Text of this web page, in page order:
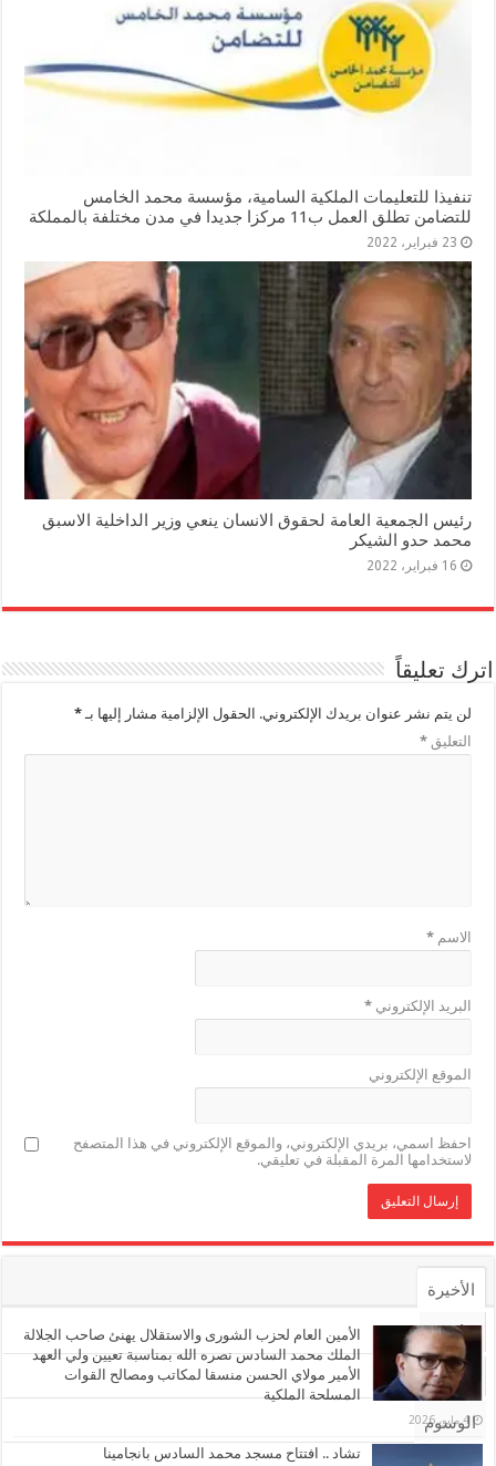
تنفيذا للتعليمات الملكية السامية، مؤسسة محمد الخامس
للتضامن تطلق العمل ب11 مركزا جديدا في مدن مختلفة بالمملكة
23 فبراير، 2022
رئيس الجمعية العامة لحقوق الانسان ينعي وزير الداخلية الاسبق
محمد حدو الشيكر
16 فبراير، 2022
اترك تعليقاً
لن يتم نشر عنوان بريدك الإلكتروني. الحقول الإلزامية مشار إليها بـ*
التعليق*
الاسم*
البريد الإلكتروني*
الموقع الإلكتروني
احفظ اسمي، بريدي الإلكتروني، والموقع الإلكتروني في هذا المتصفح
لاستخدامها المرة المقبلة في تعليقي.
الأخيرة
الأشهر
تعليقات
الوسوم
الأمين العام لحزب الشورى والاستقلال يهنئ صاحب الجلالة
الملك محمد السادس نصره الله بمناسبة تعيين ولي العهد
الأمير مولاي الحسن منسقا لمكاتب ومصالح القوات
المسلحة الملكية
4 مايو، 2026
تشاد .. افتتاح مسجد محمد السادس بانجامينا